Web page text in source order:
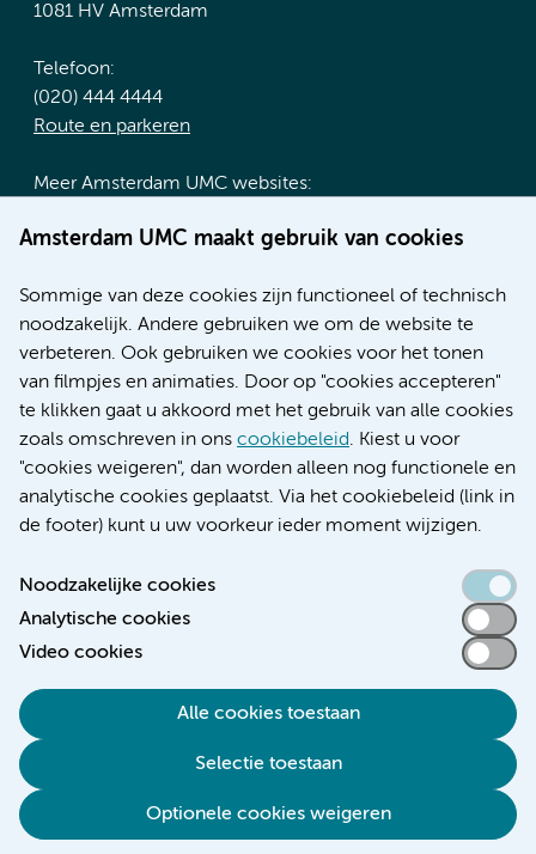
Amsterdam UMC maakt gebruik van cookies
Sommige van deze cookies zijn functioneel of technisch
noodzakelijk. Andere gebruiken we om de website te
verbeteren. Ook gebruiken we cookies voor het tonen
van filmpjes en animaties. Door op "cookies accepteren"
te klikken gaat u akkoord met het gebruik van alle cookies
zoals omschreven in ons cookiebeleid. Kiest u voor
"cookies weigeren", dan worden alleen nog functionele en
analytische cookies geplaatst. Via het cookiebeleid (link in
de footer) kunt u uw voorkeur ieder moment wijzigen.
Noodzakelijke cookies
Analytische cookies
Video cookies
Alle cookies toestaan
Selectie toestaan
Optionele cookies weigeren
1081 HV Amsterdam
Telefoon:
(020) 444 4444
Route en parkeren
Meer Amsterdam UMC websites:
Werken bij Amsterdam UMC
Nieuws
Research
Educatie locatie AMC
Educatie locatie VUmc
Verwijzen & diagnostiek
Toegankelijkheidsverklaring
Responsible disclosure